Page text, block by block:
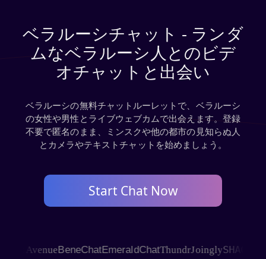
ベラルーシチャット - ランダ
ムなベラルーシ人とのビデ
オチャットと出会い
ベラルーシの無料チャットルーレットで、ベラルーシ
の女性や男性とライブウェブカムで出会えます。登録
不要で匿名のまま、ミンスクや他の都市の見知らぬ人
とカメラやテキストチャットを始めましょう。
Start Chat Now
AvenueBeneChatEmeraldChatThundrJoinglySHAGLE